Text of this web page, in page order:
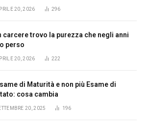
20, 2026 296
carcere trovo la purezza che negli anni
perso
20, 2026 222
di Maturità e non più Esame di
cosa cambia
20, 2025 196